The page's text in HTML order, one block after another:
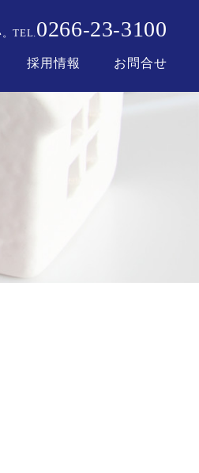
。TEL.0266-23-3100
採用情報 お問合せ